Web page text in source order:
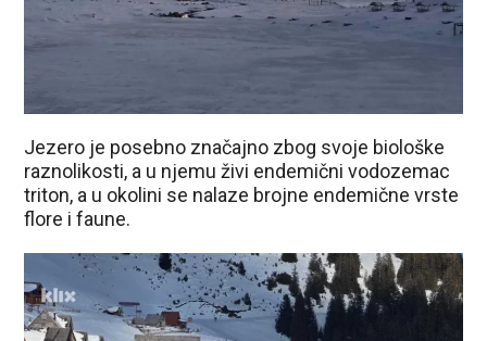
Jezero je posebno značajno zbog svoje biološke
raznolikosti, a u njemu živi endemični vodozemac
triton, a u okolini se nalaze brojne endemične vrste
flore i faune.